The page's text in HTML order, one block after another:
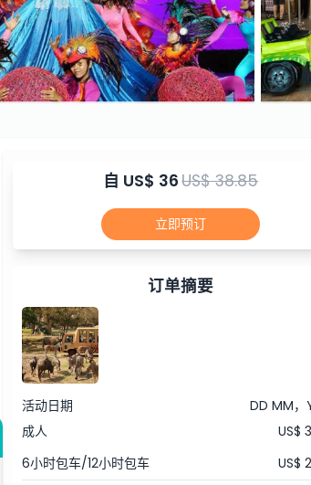
自 US$ 36US$ 38.85
立即预订
订单摘要
活动日期
DD MM，
成人
US$
6小时包车/12小时包车
US$